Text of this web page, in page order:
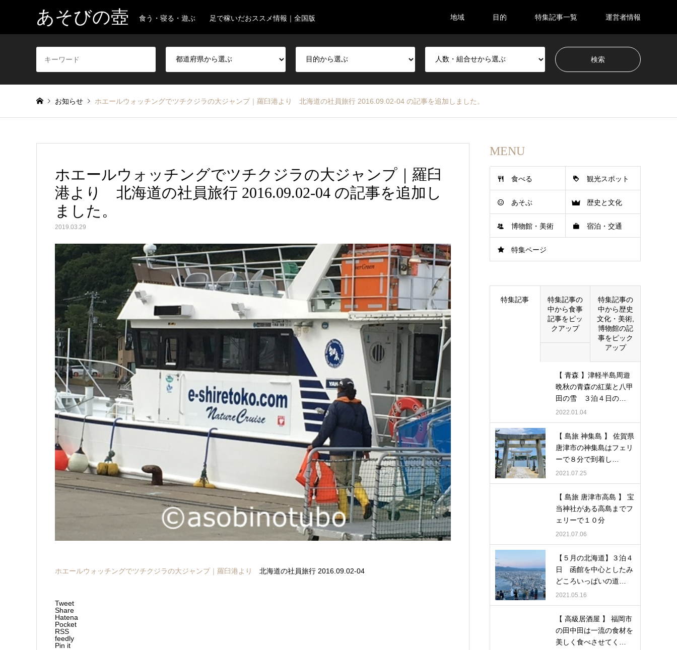
あそびの壺 食う・寝る・遊ぶ 足で稼いだおススメ情報｜全国版 地域 目的 特集記事一覧 運営者情報
お知らせ ホエールウォッチングでツチクジラの大ジャンプ｜羅臼港より 北海道の社員旅行 2016.09.02-04 の記事を追加しました。
ホエールウォッチングでツチクジラの大ジャンプ｜羅臼
港より 北海道の社員旅行 2016.09.02-04 の記事を追加し
ました。
2019.03.29
ホエールウォッチングでツチクジラの大ジャンプ｜羅臼港より 北海道の社員旅行 2016.09.02-04
Tweet
Share
Hatena
Pocket
RSS
feedly
Pin it
MENU
食べる 観光スポット
あそぶ 歴史と文化
博物館・美術
館
宿泊・交通
特集ページ
特集記事
特集記事の
中から食事
記事をピッ
クアップ
特集記事の
中から歴史
文化・美術,
博物館の記
事をピック
アップ
【 青森 】津軽半島周遊
晩秋の青森の紅葉と八甲
田の雪 ３泊４日の…
2022.01.04
【 島旅 神集島 】 佐賀県
唐津市の神集島はフェリ
ーで８分で到着し…
2021.07.25
【 島旅 唐津市高島 】 宝
当神社がある高島までフ
ェリーで１０分
2021.07.06
【５月の北海道】３泊４
日 函館を中心としたみ
どころいっぱいの道…
2021.05.16
【 高級居酒屋 】 福岡市
の田中田は一流の食材を
美しく食べさせてく…